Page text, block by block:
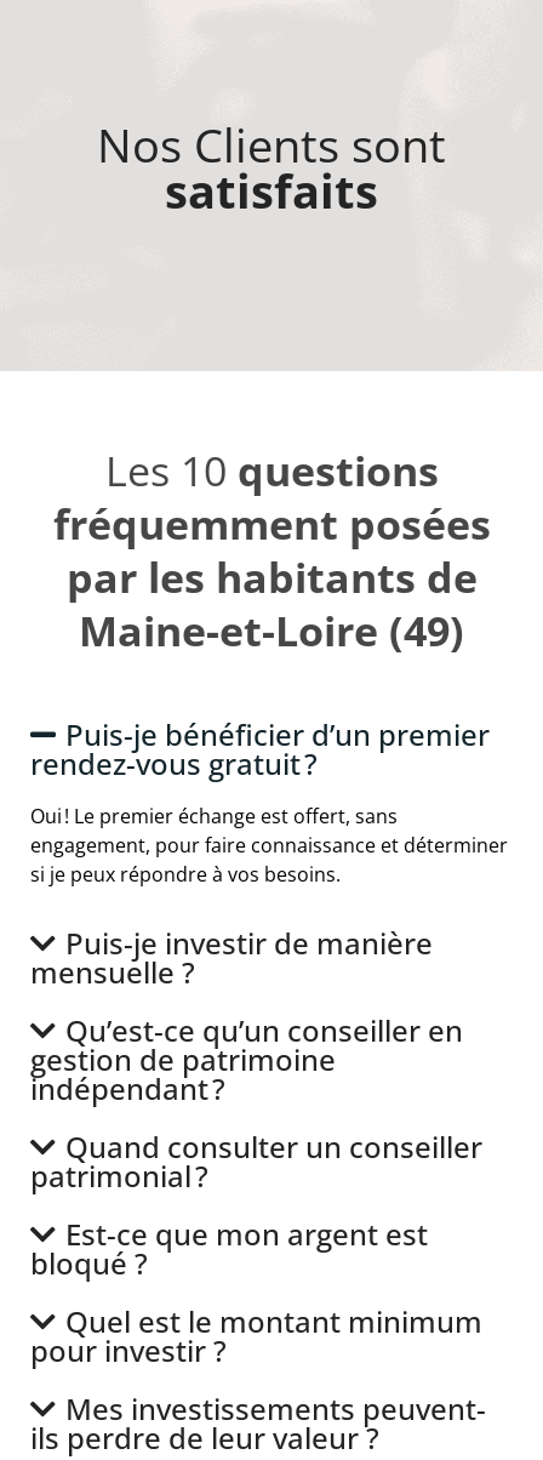
Nos Clients sont
satisfaits
Les 10 questions
fréquemment posées
par les habitants de
Maine-et-Loire (49)
Puis-je bénéficier d’un premier
rendez-vous gratuit ?
Oui ! Le premier échange est offert, sans
engagement, pour faire connaissance et déterminer
si je peux répondre à vos besoins.
Puis-je investir de manière
mensuelle ?
Qu’est-ce qu’un conseiller en
gestion de patrimoine
indépendant ?
Quand consulter un conseiller
patrimonial ?
Est-ce que mon argent est
bloqué ?
Quel est le montant minimum
pour investir ?
Mes investissements peuvent-
ils perdre de leur valeur ?